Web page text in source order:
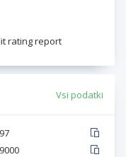
rating report
Vsi podatki